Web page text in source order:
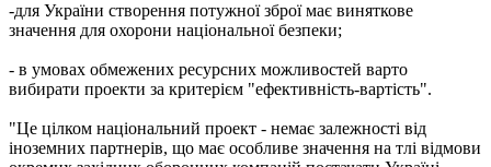
-для України створення потужної зброї має виняткове
значення для охорони національної безпеки;
- в умовах обмежених ресурсних можливостей варто
вибирати проекти за критерієм "ефективність-вартість".
"Це цілком національний проект - немає залежності від
іноземних партнерів, що має особливе значення на тлі відмови